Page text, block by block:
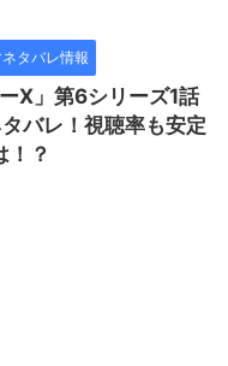
ネタバレ情報
X」第6シリーズ1話
バレ！視聴率も安定
！？